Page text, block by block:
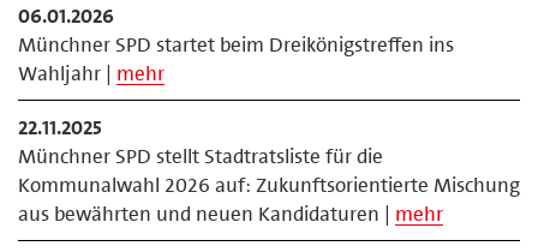
06.01.2026
Münchner SPD startet beim Dreikönigstreffen ins
Wahljahr | mehr
22.11.2025
Münchner SPD stellt Stadtratsliste für die
Kommunalwahl 2026 auf: Zukunftsorientierte Mischung
aus bewährten und neuen Kandidaturen | mehr